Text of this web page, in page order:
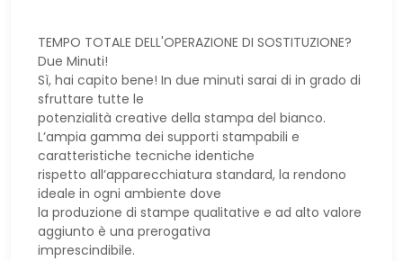
TEMPO TOTALE DELL'OPERAZIONE DI SOSTITUZIONE?
Due Minuti!
Sì, hai capito bene! In due minuti sarai di in grado di
sfruttare tutte le
potenzialità creative della stampa del bianco.
L’ampia gamma dei supporti stampabili e
caratteristiche tecniche identiche
rispetto all’apparecchiatura standard, la rendono
ideale in ogni ambiente dove
la produzione di stampe qualitative e ad alto valore
aggiunto è una prerogativa
imprescindibile.